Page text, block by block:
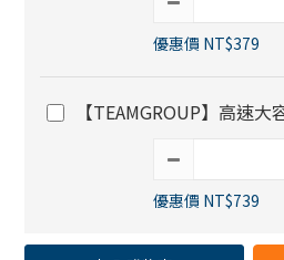
優惠價 NT$379
【TEAMGROUP】高速
優惠價 NT$739